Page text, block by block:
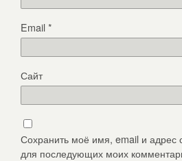
Email*
Сайт
Сохранить моё имя, email и адрес
для последующих моих